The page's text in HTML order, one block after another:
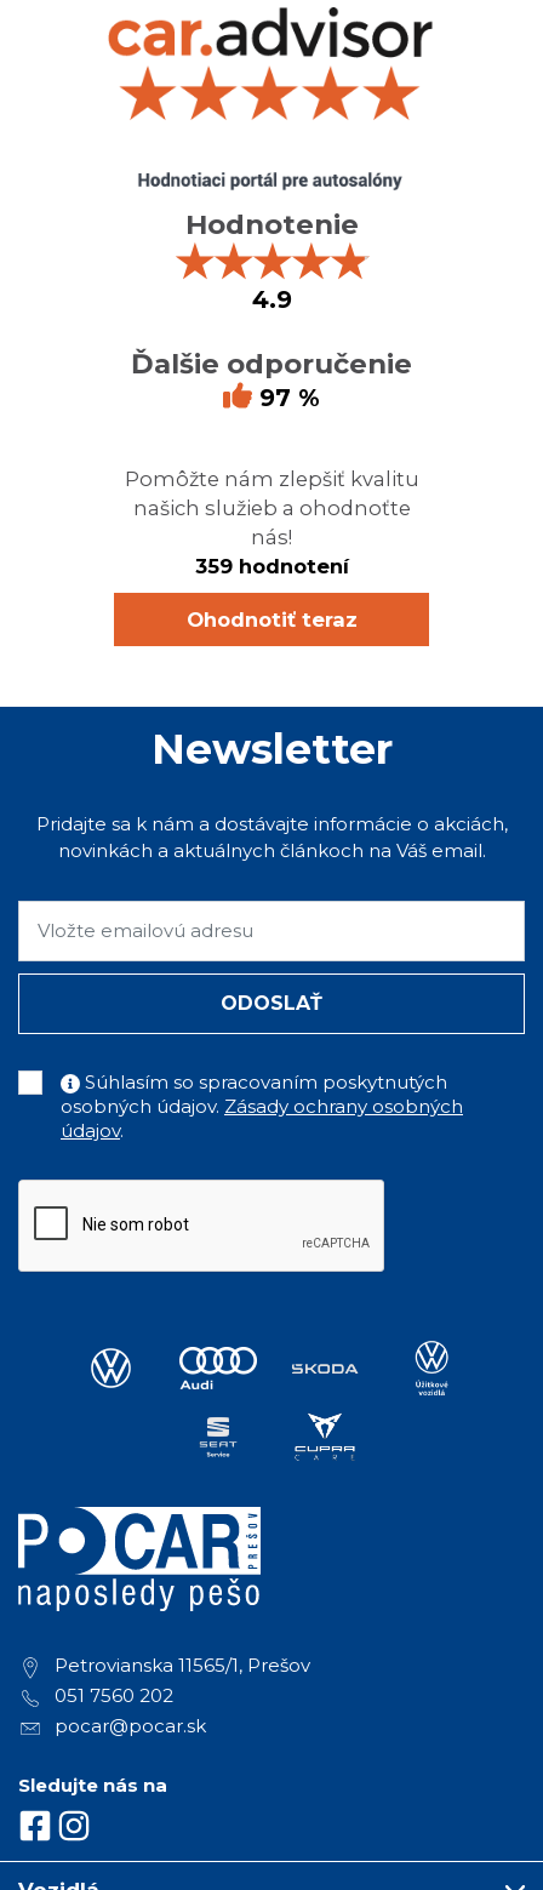
Hodnotenie
★★★★★
4.9
Ďalšie odporučenie
97 %
Pomôžte nám zlepšiť kvalitu
našich služieb a ohodnoťte
nás!
359 hodnotení
Ohodnotiť teraz
Newsletter
Pridajte sa k nám a dostávajte informácie o akciách,
novinkách a aktuálnych článkoch na Váš email.
ODOSLAŤ
Súhlasím so spracovaním poskytnutých
osobných údajov. Zásady ochrany osobných
údajov.
Petrovianska 11565/1, Prešov
051 7560 202
pocar@pocar.sk
Sledujte nás na